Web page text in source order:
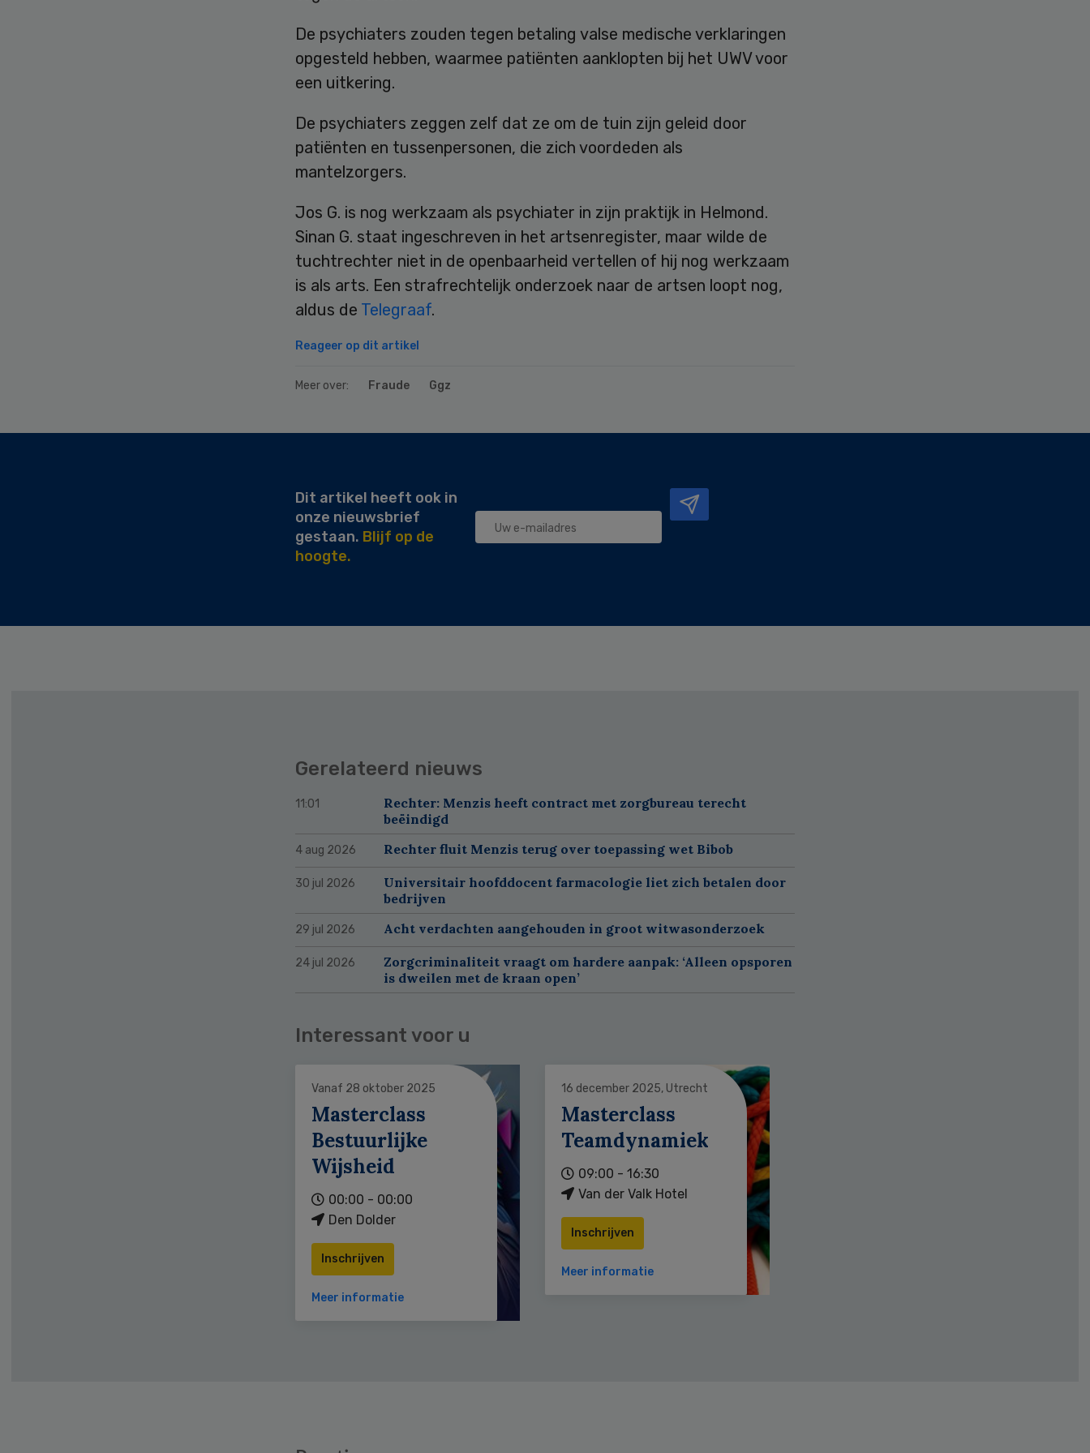
De psychiaters zouden tegen betaling valse medische verklaringen
opgesteld hebben, waarmee patiënten aanklopten bij het UWV voor
een uitkering.
De psychiaters zeggen zelf dat ze om de tuin zijn geleid door
patiënten en tussenpersonen, die zich voordeden als
mantelzorgers.
Jos G. is nog werkzaam als psychiater in zijn praktijk in Helmond.
Sinan G. staat ingeschreven in het artsenregister, maar wilde de
tuchtrechter niet in de openbaarheid vertellen of hij nog werkzaam
is als arts. Een strafrechtelijk onderzoek naar de artsen loopt nog,
aldus de Telegraaf.
Reageer op dit artikel
Meer over: Fraude Ggz
Dit artikel heeft ook in
onze nieuwsbrief
gestaan. Blijf op de
hoogte.
Gerelateerd nieuws
11:01
Rechter: Menzis heeft contract met zorgbureau terecht
beëindigd
4 aug 2026 Rechter fluit Menzis terug over toepassing wet Bibob
30 jul 2026
Universitair hoofddocent farmacologie liet zich betalen door
bedrijven
29 jul 2026 Acht verdachten aangehouden in groot witwasonderzoek
24 jul 2026
Zorgcriminaliteit vraagt om hardere aanpak: ‘Alleen opsporen
is dweilen met de kraan open’
Interessant voor u
Vanaf 28 oktober 2025
Masterclass
Bestuurlijke
Wijsheid
00:00 - 00:00
Den Dolder
Inschrijven
Meer informatie
16 december 2025, Utrecht
Masterclass
Teamdynamiek
09:00 - 16:30
Van der Valk Hotel
Inschrijven
Meer informatie